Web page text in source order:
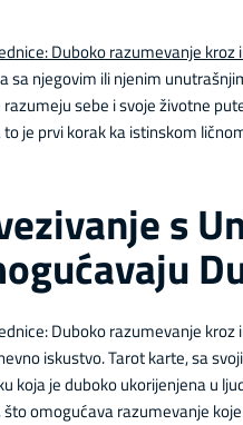
Duboko razumevanje
sa njegovim ili njenim
razumeju sebe i svoje životne
to je prvi korak ka istinskom
s
Duboko razumevanje
iskustvo. Tarot karte, sa
koja je duboko ukorijenjena u
što omogućava razumevanje